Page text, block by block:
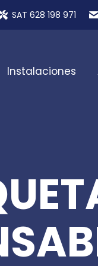
SAT 628 198 971
Instalaciones